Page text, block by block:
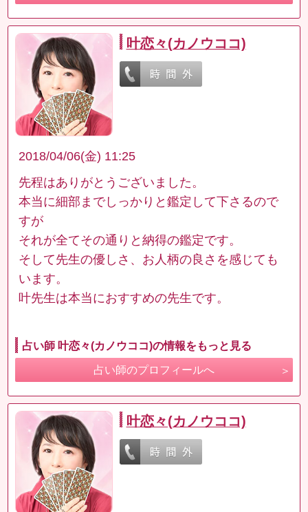
叶恋々(カノウココ)
2018/04/06(金) 11:25
先程はありがとうございました。
本当に細部までしっかりと鑑定して下さるので
すが
それが全てその通りと納得の鑑定です。
そして先生の優しさ、お人柄の良さを感じても
います。
叶先生は本当におすすめの先生です。
占い師 叶恋々(カノウココ)の情報をもっと見る
占い師のプロフィールへ
叶恋々(カノウココ)